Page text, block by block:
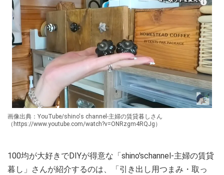
画像出典：YouTube/shino's channel-主婦の賃貸暮しさん
（https://www.youtube.com/watch?v=ONRzgm4RQJg）
100均が大好きでDIYが得意な「shino'schannel-主婦の賃貸
暮し」さんが紹介するのは、「引き出し用つまみ・取っ